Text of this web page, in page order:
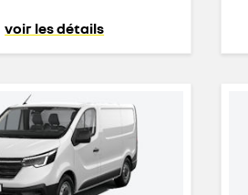
voir les détails